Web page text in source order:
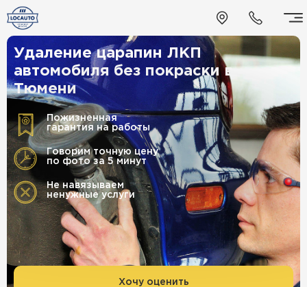
Удаление царапин ЛКП
автомобиля без покраски в
Тюмени
Пожизненная
гарантия на работы
Говорим точную цену
по фото за 5 минут
Не навязываем
ненужные услуги
Хочу оценить